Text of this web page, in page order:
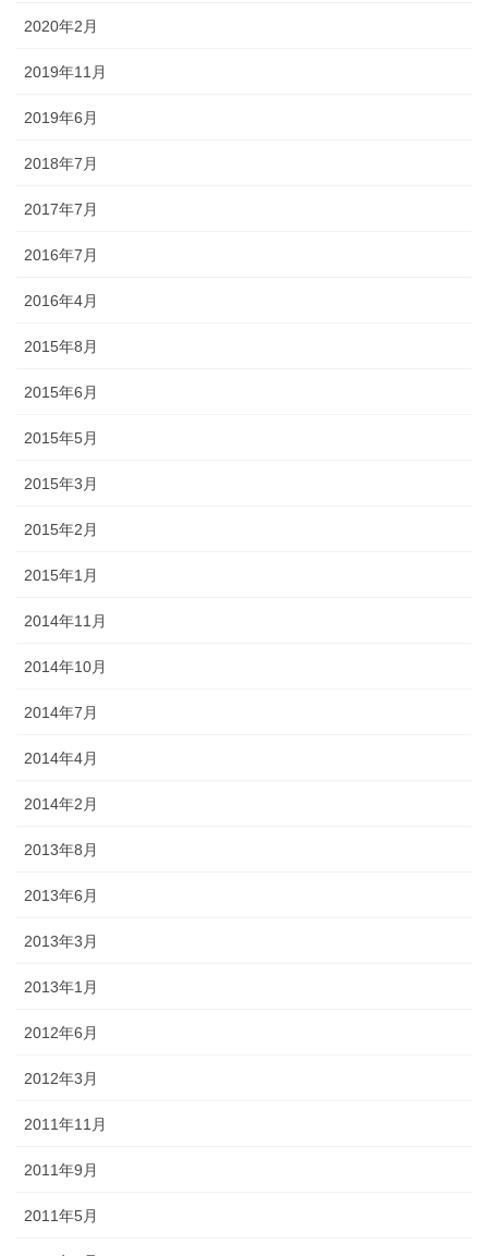
2020年2月
2019年11月
2019年6月
2018年7月
2017年7月
2016年7月
2016年4月
2015年8月
2015年6月
2015年5月
2015年3月
2015年2月
2015年1月
2014年11月
2014年10月
2014年7月
2014年4月
2014年2月
2013年8月
2013年6月
2013年3月
2013年1月
2012年6月
2012年3月
2011年11月
2011年9月
2011年5月